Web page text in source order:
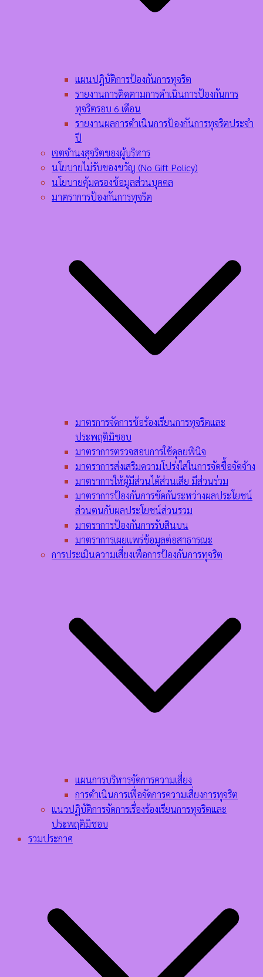
แผนปฎิบัติการป้องกันการทุจริต
รายงานการติดตามการดำเนินการป้องกันการ
ทุจริตรอบ 6 เดือน
รายงานผลการดำเนินการป้องกันการทุจริตประจำ
ปี
เจตจำนงสุจริตของผู้บริหาร
นโยบายไม่รับของขวัญ (No Gift Policy)
นโยบายคุ้มครองข้อมูลส่วนบุคคล
มาตราการป้องกันการทุจริต
มาตรการจัดการข้อร้องเรียนการทุจริตและ
ประพฤติมิชอบ
มาตราการตรวจสอบการใช้ดุลยพินิจ
มาตราการส่งเสริมความโปร่งใสในการจัดซื้อจัดจ้าง
มาตราการให้ผู้มีส่วนได้ส่วนเสีย มีส่วนร่วม
มาตราการป้องกันการขัดกันระหว่างผลประโยชน์
ส่วนตนกับผลประโยชน์ส่วนรวม
มาตราการป้องกันการรับสินบน
มาตราการเผยแพร่ข้อมูลต่อสาธารณะ
การประเมินความเสี่ยงเพื่อการป้องกันการทุจริต
แผนการบริหารจัดการความเสี่ยง
การดำเนินการเพื่อจัดการความเสี่ยงการทุจริต
แนวปฏิบัติการจัดการเรื่องร้องเรียนการทุจริตและ
ประพฤติมิชอบ
รวมประกาศ